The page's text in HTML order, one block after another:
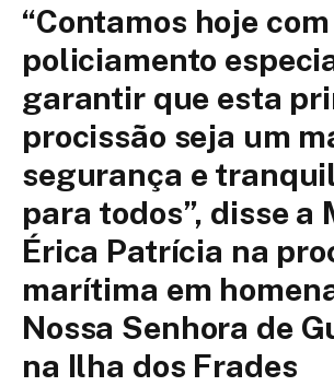
“Contamos hoje
policiamento
garantir que esta
procissão seja um
segurança e
para todos”, disse a
Érica Patrícia na
marítima em
Nossa Senhora de
na Ilha dos Frades